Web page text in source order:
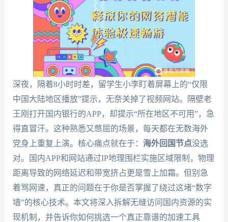
深夜，隔着8小时时差，留学生小李盯着屏幕上的“仅限
中国大陆地区播放”提示，无奈关掉了视频网站。隔壁老
王刚打开国内银行的APP，却提示“所在地区不可用”，急
得直冒汗。这种熟悉又憋屈的场景，每天都在无数海外
党身上重复上演。核心痛点就在于： 海外回国节点没选
对。国内APP和网站通过IP地理围栏实施区域限制，物理
距离导致的网络延迟和带宽挤占更是雪上加霜。但别急
着骂网速，真正的问题在于你是否掌握了绕过这堵“数字
墙”的核心技术。本文将深入拆解无缝访问国内资源的实
现机制，并告诉你如何挑选一个真正靠谱的加速工具